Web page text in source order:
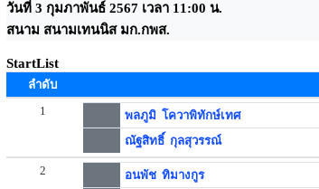
วันที่ 3 กุมภาพันธ์ 2567 เวลา 11:00 น.
สนาม สนามเทนนิส มก.กพส.
StartList
ลำดับ
1
พลภูมิ โควาพิทักษ์เทศ
ณัฐสิทธิ์ กุลสุวรรณ์
2 อนพัช ทิมางกูร